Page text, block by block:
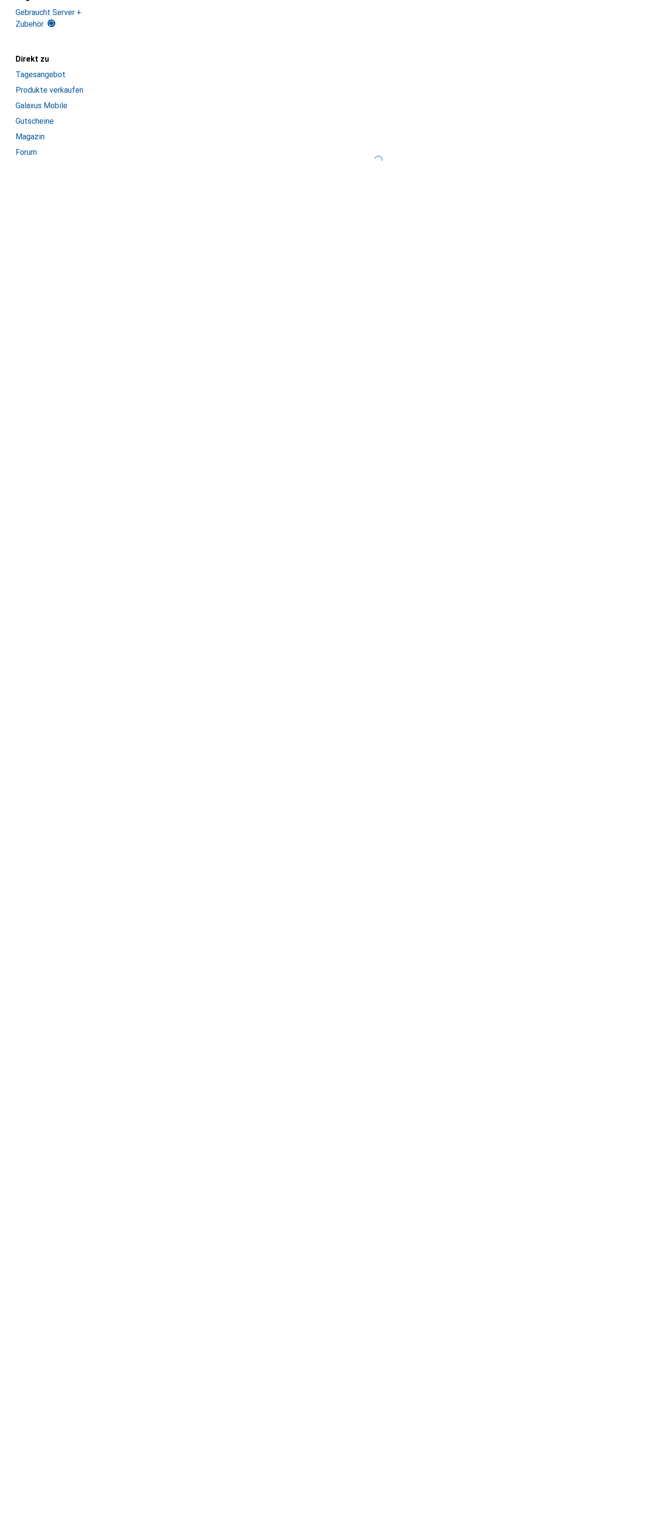
Gebraucht Server +
Zubehör
Direkt zu
Tagesangebot
Produkte verkaufen
Galaxus Mobile
Gutscheine
Magazin
Forum